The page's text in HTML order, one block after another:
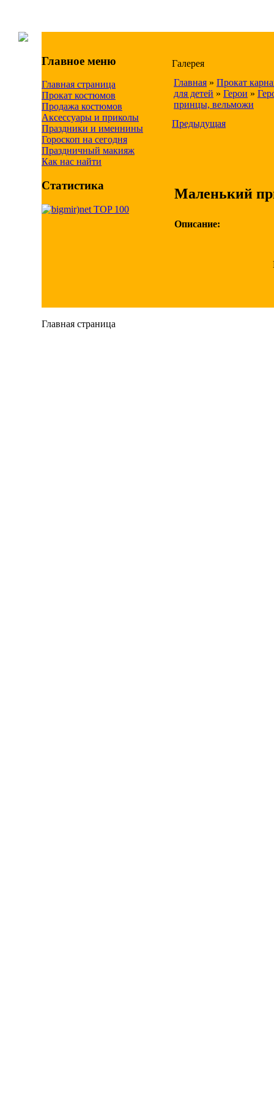
Главное меню
Главная страница
Прокат костюмов
Продажа костюмов
Аксессуары и приколы
Праздники и именнины
Гороскоп на сегодня
Праздничный макияж
Как нас найти
Статистика
Галерея
Главная » Прокат
для детей » Герои »
принцы, вельможи
Предыдущая
Маленький
Описание:
Главная страница